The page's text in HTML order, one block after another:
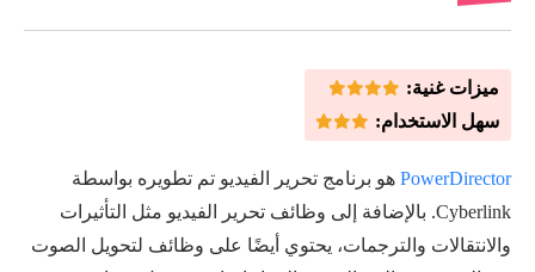
ميزات غنية:
سهل الاستخدام:
PowerDirector هو برنامج تحرير الفيديو تم تطويره بواسطة
Cyberlink. بالإضافة إلى وظائف تحرير الفيديو مثل التأثيرات
والانتقالات والترجمات، يحتوي أيضًا على وظائف لتحويل الصوت